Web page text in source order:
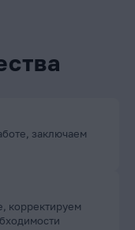
заключаем
корректируем